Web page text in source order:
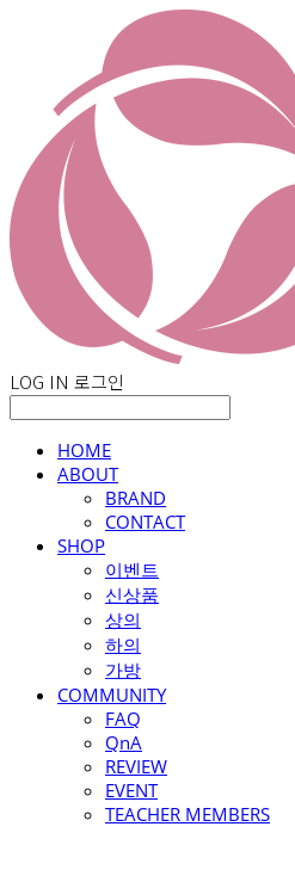
LOG IN 로그인
HOME
ABOUT
BRAND
CONTACT
SHOP
이벤트
신상품
상의
하의
가방
COMMUNITY
FAQ
QnA
REVIEW
EVENT
TEACHER MEMBERS